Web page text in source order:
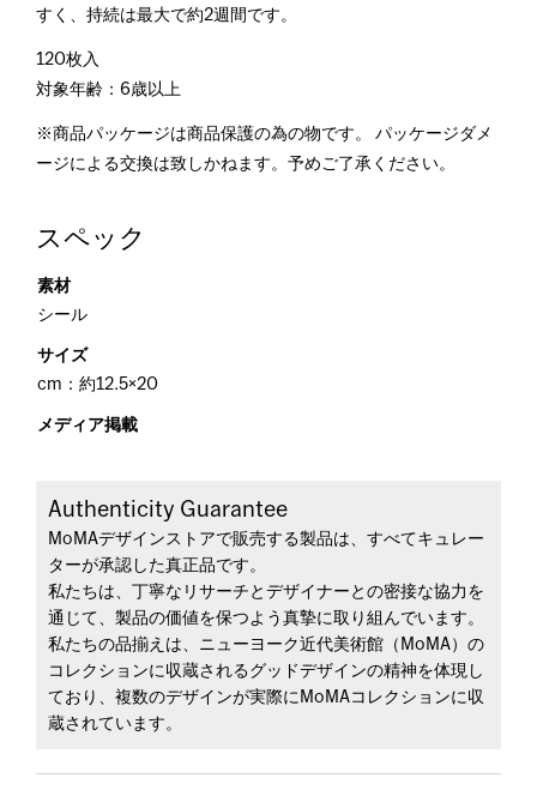
すく、持続は最大で約2週間です。
120枚入
対象年齢：6歳以上
※商品パッケージは商品保護の為の物です。 パッケージダメ
ージによる交換は致しかねます。予めご了承ください。
スペック
素材
シール
サイズ
cm：約12.5×20
メディア掲載
Authenticity Guarantee
MoMAデザインストアで販売する製品は、すべてキュレー
ターが承認した真正品です。
私たちは、丁寧なリサーチとデザイナーとの密接な協力を
通じて、製品の価値を保つよう真摯に取り組んでいます。
私たちの品揃えは、ニューヨーク近代美術館（MoMA）の
コレクションに収蔵されるグッドデザインの精神を体現し
ており、複数のデザインが実際にMoMAコレクションに収
蔵されています。